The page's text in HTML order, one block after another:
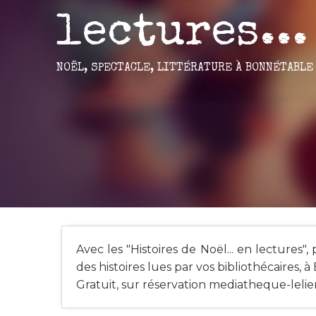
lectures...
NOËL, SPECTACLE, LITTÉRATURE À BONNÉTABLE
Avec les "Histoires de Noël... en
des histoires lues par vos bibliothécaires,
Gratuit, sur réservation mediatheque-